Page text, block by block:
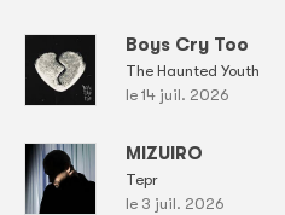
Boys Cry Too
The Haunted Youth
le 14 juil. 2026
MIZUIRO
Tepr
le 3 juil. 2026